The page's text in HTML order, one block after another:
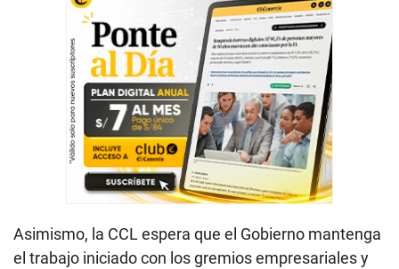
Asimismo, la CCL espera que el Gobierno mantenga
el trabajo iniciado con los gremios empresariales y